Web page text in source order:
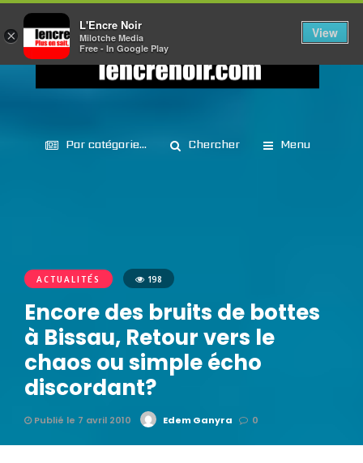
Par catégorie... Chercher Menu
ACTUALITÉS 198
Encore des bruits de bottes
à Bissau, Retour vers le
chaos ou simple écho
discordant?
Publié le 7 avril 2010 Edem Ganyra 0
×
L'Encre Noir
Milotche Media
Free - In Google Play
View